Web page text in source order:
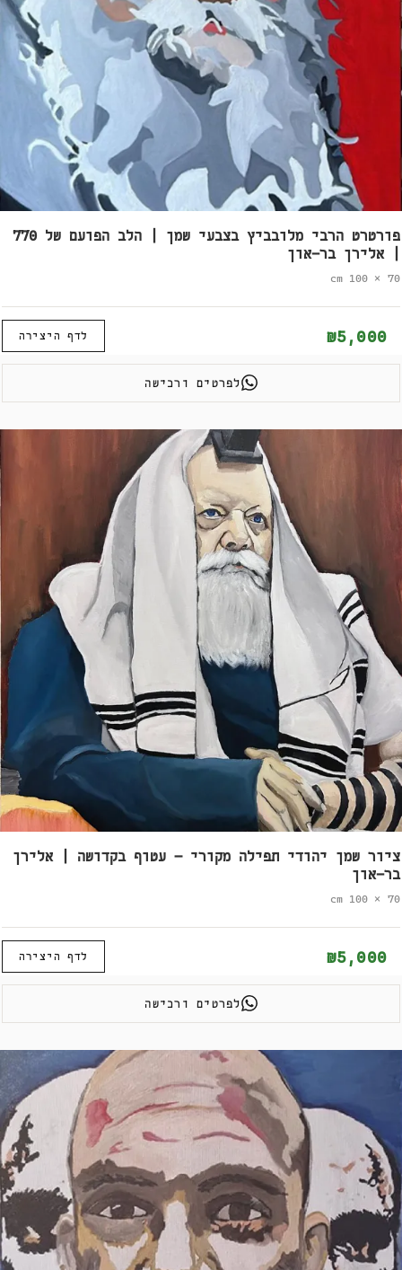
פורטרט הרבי מלובביץ בצבעי שמן | הלב הפועם של 770
| אלירן בר-און
70 × 100 cm
₪5,000 לדף היצירה
לפרטים ורכישה
ציור שמן יהודי תפילה מקורי – עטוף בקדושה | אלירן
בר-און
70 × 100 cm
₪5,000 לדף היצירה
לפרטים ורכישה